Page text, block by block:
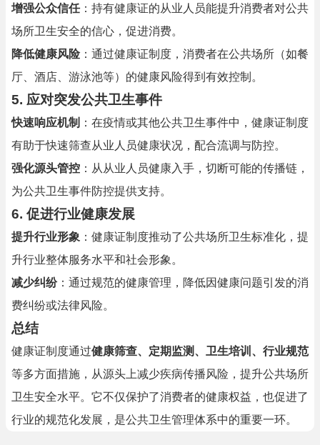
增强公众信任：持有健康证的从业人员能提升消费者对公共
场所卫生安全的信心，促进消费。
降低健康风险：通过健康证制度，消费者在公共场所（如餐
厅、酒店、游泳池等）的健康风险得到有效控制。
5. 应对突发公共卫生事件
快速响应机制 ：在疫情或其他公共卫生事件中，健康证制度
有助于快速筛查从业人员健康状况，配合流调与防控。
强化源头管控 ：从从业人员健康入手，切断可能的传播链，
为公共卫生事件防控提供支持。
6. 促进行业健康发展
提升行业形象 ：健康证制度推动了公共场所卫生标准化，提
升行业整体服务水平和社会形象。
减少纠纷：通过规范的健康管理，降低因健康问题引发的消
费纠纷或法律风险。
总结
健康证制度通过健康筛查、定期监测、卫生培训、行业规范
等多方面措施，从源头上减少疾病传播风险，提升公共场所
卫生安全水平。它不仅保护了消费者的健康权益，也促进了
行业的规范化发展，是公共卫生管理体系中的重要一环。